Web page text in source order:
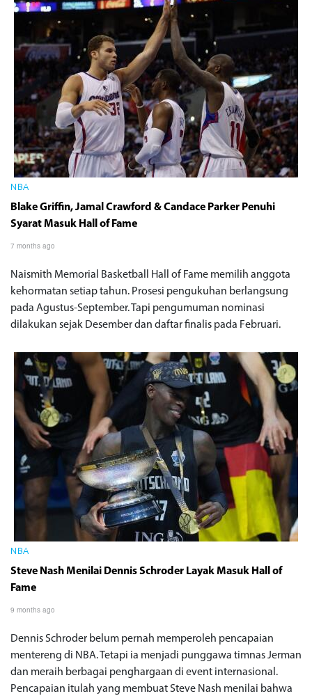
NBA
Blake Griffin, Jamal Crawford & Candace Parker Penuhi
Syarat Masuk Hall of Fame
7 months ago
Naismith Memorial Basketball Hall of Fame memilih anggota
kehormatan setiap tahun. Prosesi pengukuhan berlangsung
pada Agustus-September. Tapi pengumuman nominasi
dilakukan sejak Desember dan daftar finalis pada Februari.
NBA
Steve Nash Menilai Dennis Schroder Layak Masuk Hall of
Fame
9 months ago
Dennis Schroder belum pernah memperoleh pencapaian
mentereng di NBA. Tetapi ia menjadi punggawa timnas Jerman
dan meraih berbagai penghargaan di event internasional.
Pencapaian itulah yang membuat Steve Nash menilai bahwa